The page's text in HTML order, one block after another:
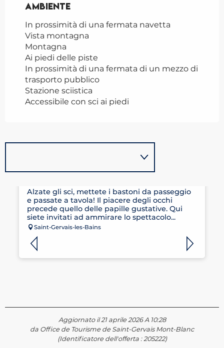
Ambiente
Ambiente
In prossimità di una fermata navetta
Vista montagna
Montagna
Ai piedi delle piste
In prossimità di una fermata di un mezzo di
trasporto pubblico
Stazione sciistica
Accessibile con sci ai piedi
Alzate gli sci, mettete i bastoni da passeggio
e passate a tavola! Il piacere degli occhi
precede quello delle papille gustative. Qui
siete invitati ad ammirare lo spettacolo...
Saint-Gervais-les-Bains
Aggiornato il 21 aprile 2026 A 10:28
da Office de Tourisme de Saint-Gervais Mont-Blanc
(Identificatore dell'offerta :205222)